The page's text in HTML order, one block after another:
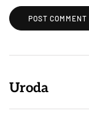
Uroda